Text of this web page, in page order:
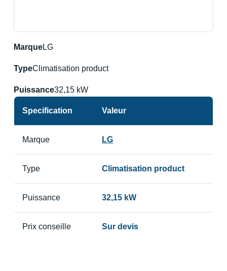
MarqueLG
TypeClimatisation product
Puissance32,15 kW
Specification Valeur
Marque LG
Type Climatisation product
Puissance 32,15 kW
Prix conseille Sur devis